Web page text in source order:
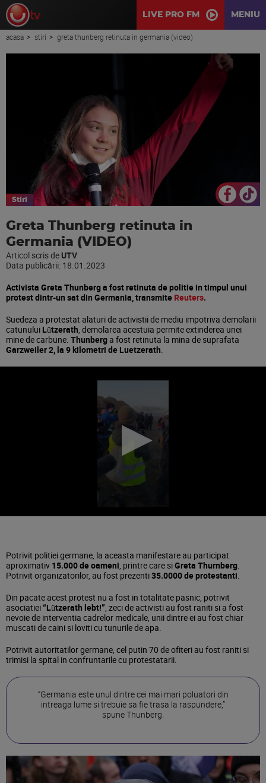
LIVE PRO FM MENIU
acasa stiri greta thunberg retinuta in germania (video)
Stiri
Greta Thunberg retinuta in
Germania (VIDEO)
Articol scris de UTV
Data publicării: 18.01.2023
Activista Greta Thunberg a fost retinuta de politie in timpul unui
protest dintr-un sat din Germania, transmite Reuters.
Suedeza a protestat alaturi de activistii de mediu impotriva demolarii
catunului Lützerath , demolarea acestuia permite extinderea unei
mine de carbune. Thunberga fost retinuta la mina de suprafata
Garzweiler 2, la 9 kilometri de Luetzerath
Potrivit politiei germane, la aceasta manifestare au participat
aproximativ 15.000 de oameni , printre care siGreta Thurnberg
Potrivit organizatorilor, au fost prezenti35.0000 de protestanti
Din pacate acest protest nu a fost in totalitate pasnic, potrivit
asociatiei“Lützerath lebt!” , zeci de activisti au fost raniti si a fost
nevoie de interventia cadrelor medicale, unii dintre ei au fost chiar
muscati de caini si loviti cu tunurile de apa.
Potrivit autoritatilor germane, cel putin 70 de ofiteri au fost raniti si
trimisi la spital in confruntarile cu protestatarii.
“Germania este unul dintre cei mai mari poluatori din
intreaga lume si trebuie sa fie trasa la raspundere,”
spune Thunberg.